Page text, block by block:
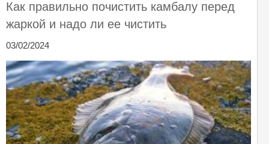
Как правильно почистить камбалу перед
жаркой и надо ли ее чистить
03/02/2024